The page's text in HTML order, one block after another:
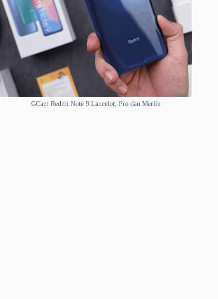
GCam Redmi Note 9 Lancelot, Pro dan Merlin